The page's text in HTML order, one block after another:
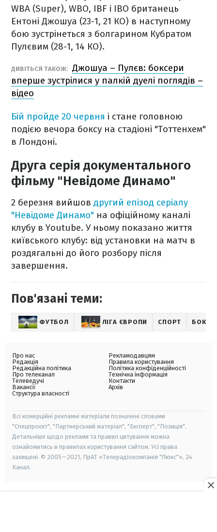
WBA (Super), WBO, IBF і IBO британець
Ентоні Джошуа (23-1, 21 КО) в наступному
бою зустрінеться з болгарином Кубратом
Пулєвим (28-1, 14 КО).
ДИВІТЬСЯ ТАКОЖ: Джошуа – Пулєв: боксери
вперше зустрілися у палкій дуелі поглядів –
відео
Бій пройде 20 червня і стане головною
подією вечора боксу на стадіоні "Тоттенхем"
в Лондоні.
Друга серія документального
фільму "Невідоме Динамо"
2 березня вийшов другий епізод серіалу
"Невідоме Динамо" на офіційному каналі
клубу в Youtube. У ньому показано життя
київського клубу: від установки на матч в
роздягальні до його розбору після
завершення.
Пов'язані теми:
ФУТБОЛ ЛІГА ЄВРОПИ СПОРТ БОКС
Про нас
Редакція
Редакційна політика
Про телеканал
Телеведучі
Вакансії
Структура власності
Рекламодавцям
Правила користування
Політика конфіденційності
Технічна інформація
Контакти
Архів
Всі комерційні рекламні матеріали позначені словами
"Спецпроєкт", "Партнерський матеріал", "Експерт", "Позиція".
Детальніше щодо реклами та правил цитування можна
ознайомитись в правилах користування сайтом. Усі права
захищені. © 2005—2021, ПрАТ «Телерадіокомпанія "Люкс"», 24
Канал.